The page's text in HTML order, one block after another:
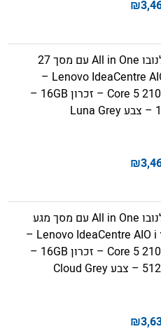
₪
מחשב לנובו All in One עם מסך 27
אינץ Lenovo IdeaCentre AIO i –
מעבד Core 5 210H – זכרון 16GB –
₪
מחשב לנובו All in One עם מסך מגע
27 אינץ Lenovo IdeaCentre AIO i –
מעבד Core 5 210H – זכרון 16GB –
₪